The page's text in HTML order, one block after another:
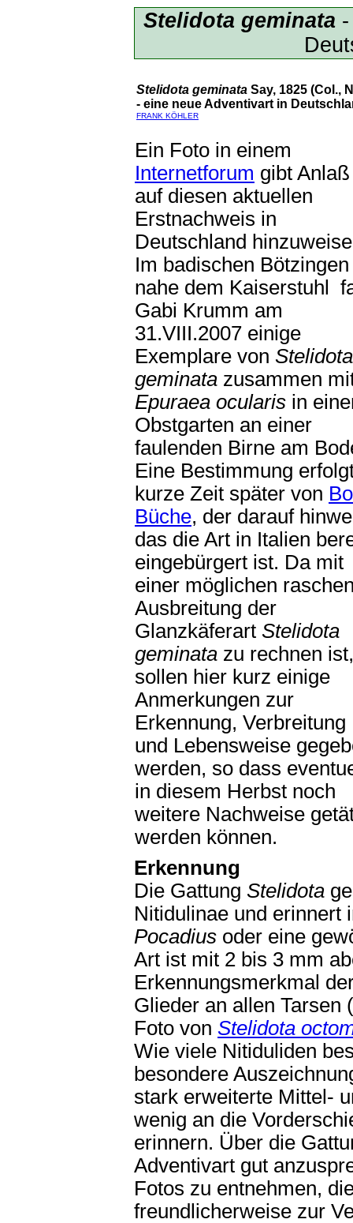
Stelidota geminata-
Stelidota geminata Say, 1825 (Col.,
- eine neue Adventivart in
FRANK KÖHLER
Ein Foto in einem
Internetforum gibt Anlaß
auf diesen aktuellen
Erstnachweis in
Deutschland
Im badischen Bötzingen
nahe dem Kaiserstuhl
Gabi Krumm am
31.VIII.2007 einige
Exemplare von Stelidota
geminata zusammen
Epuraea ocularis in
Obstgarten an einer
faulenden Birne am
Eine Bestimmung
kurze Zeit später von
Büche, der darauf
das die Art in Italien
eingebürgert ist. Da mit
einer möglichen
Ausbreitung der
Glanzkäferart Stelidota
geminata zu rechnen ist,
sollen hier kurz einige
Anmerkungen zur
Erkennung, Verbreitung
und Lebensweise
werden, so dass
in diesem Herbst noch
weitere Nachweise
werden können.
Erkennung
Die Gattung Stelidota
Nitidulinae und erinnert
Pocadius oder eine
Art ist mit 2 bis 3 mm
Erkennungsmerkmal
Glieder an allen Tarsen
Foto von Stelidota
Wie viele Nitiduliden
besondere
stark erweiterte Mittel-
wenig an die
erinnern. Über die
Adventivart gut
Fotos zu entnehmen,
freundlicherweise zur